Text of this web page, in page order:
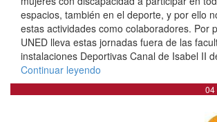
espacios, también en el deporte, y por ello
estas actividades como colaboradores. Por
UNED lleva estas jornadas fuera de las
instalaciones Deportivas Canal de Isabel II
Continuar leyendo
04